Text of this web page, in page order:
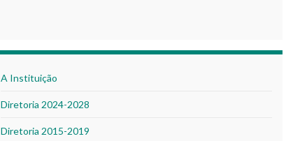
A Instituição
Diretoria 2024-2028
Diretoria 2015-2019